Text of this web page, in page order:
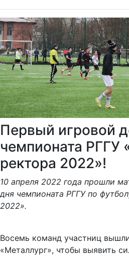
Первый игровой
чемпионата РГГУ
ректора 2022»!
10 апреля 2022 года прошли
дня чемпионата РГГУ по
2022».
Восемь команд участниц
«Металлург», чтобы выявить